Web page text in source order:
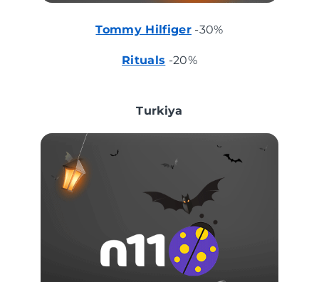
Tommy Hilfiger-30%
Rituals -20%
Turkiya